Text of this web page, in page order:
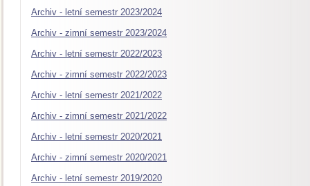
Archiv - letní semestr 2023/2024
Archiv - zimní semestr 2023/2024
Archiv - letní semestr 2022/2023
Archiv - zimní semestr 2022/2023
Archiv - letní semestr 2021/2022
Archiv - zimní semestr 2021/2022
Archiv - letní semestr 2020/2021
Archiv - zimní semestr 2020/2021
Archiv - letní semestr 2019/2020